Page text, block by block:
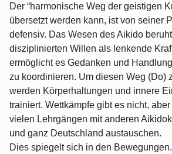
Der “harmonische Weg der geistigen
übersetzt werden kann, ist von seiner
defensiv. Das Wesen des Aikido
disziplinierten Willen als lenkende
ermöglicht es Gedanken und
zu koordinieren. Um diesen Weg (Do)
werden Körperhaltungen und innere
trainiert. Wettkämpfe gibt es nicht,
vielen Lehrgängen mit anderen
und ganz Deutschland austauschen.
Dies spiegelt sich in den